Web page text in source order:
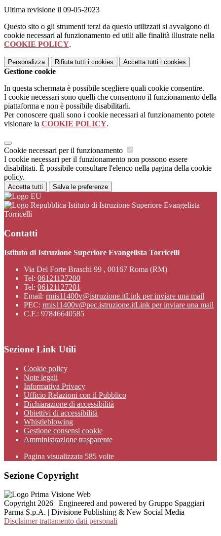
Ultima revisione il 09-05-2023
Questo sito o gli strumenti terzi da questo utilizzati si avvalgono di
cookie necessari al funzionamento ed utili alle finalità illustrate nella
COOKIE POLICY.
Personalizza Rifiuta tutti i cookies Accetta tutti i cookies
Gestione cookie
In questa schermata è possibile scegliere quali cookie consentire.
I cookie necessari sono quelli che consentono il funzionamento della
piattaforma e non è possibile disabilitarli.
Per conoscere quali sono i cookie necessari al funzionamento potete
visionare la COOKIE POLICY.
Cookie necessari per il funzionamento
I cookie necessari per il funzionamento non possono essere
disabilitati. È possibile consultare l'elenco nella pagina della cookie
policy.
Accetta tutti Salva le preferenze
Istituto di Istruzione Superiore Evangelista
Torricelli
Contatti
Istituto di Istruzione Superiore Evangelista Torricelli
Via Del Forte Braschi 99 , 00167 Roma (RM)
Tel: 06121127200
Tel: 06121127201
Email: rmis11400v@istruzione.itLink per inviare una mail
PEC: rmis11400v@pec.istruzione.itLink per inviare una mail
C.F.: 97846640585
Sezione Link Utili
Cookie policy
Note legali
Informativa Privacy
Ufficio Relazioni con il Pubblico
Dichiarazione di accessibilità
Obiettivi di accessibilità
Whistleblowing
Gestione consensi cookie
Amministrazione trasparente
Pagina visualizzata 585 volte
Sezione Copyright
Copyright 2026 | Engineered and powered by Gruppo Spaggiari
Parma S.p.A. | Divisione Publishing & New Social Media
Disclaimer trattamento dati personali